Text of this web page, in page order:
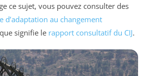
ce sujet, vous pouvez consulter des
d’adaptation au changement
signifie le rapport consultatif du CIJ.